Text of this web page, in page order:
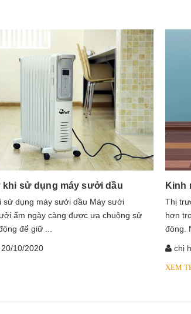
khi sử dụng máy sưởi dầu
sử dụng máy sưởi dầu Máy sưởi
ấm ngày càng được ưa chuộng sử
để giữ ...
20/10/2020
Kinh
Thị
hơn
đông.
chị
XEM